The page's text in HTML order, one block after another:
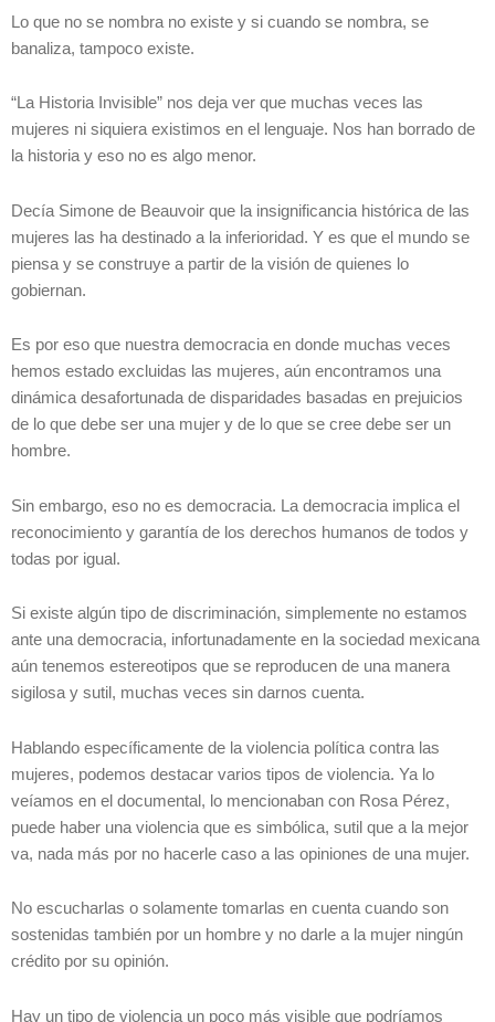
Lo que no se nombra no existe y si cuando se nombra, se
banaliza, tampoco existe.
“La Historia Invisible” nos deja ver que muchas veces las
mujeres ni siquiera existimos en el lenguaje. Nos han borrado de
la historia y eso no es algo menor.
Decía Simone de Beauvoir que la insignificancia histórica de las
mujeres las ha destinado a la inferioridad. Y es que el mundo se
piensa y se construye a partir de la visión de quienes lo
gobiernan.
Es por eso que nuestra democracia en donde muchas veces
hemos estado excluidas las mujeres, aún encontramos una
dinámica desafortunada de disparidades basadas en prejuicios
de lo que debe ser una mujer y de lo que se cree debe ser un
hombre.
Sin embargo, eso no es democracia. La democracia implica el
reconocimiento y garantía de los derechos humanos de todos y
todas por igual.
Si existe algún tipo de discriminación, simplemente no estamos
ante una democracia, infortunadamente en la sociedad mexicana
aún tenemos estereotipos que se reproducen de una manera
sigilosa y sutil, muchas veces sin darnos cuenta.
Hablando específicamente de la violencia política contra las
mujeres, podemos destacar varios tipos de violencia. Ya lo
veíamos en el documental, lo mencionaban con Rosa Pérez,
puede haber una violencia que es simbólica, sutil que a la mejor
va, nada más por no hacerle caso a las opiniones de una mujer.
No escucharlas o solamente tomarlas en cuenta cuando son
sostenidas también por un hombre y no darle a la mujer ningún
crédito por su opinión.
Hay un tipo de violencia un poco más visible que podríamos